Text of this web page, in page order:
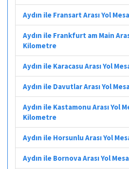
Aydın ile Fransart Arası Yol
Aydın ile Frankfurt am Main
Kilometre
Aydın ile Karacasu Arası Yol
Aydın ile Davutlar Arası Yol
Aydın ile Kastamonu Arası Yol
Kilometre
Aydın ile Horsunlu Arası Yol
Aydın ile Bornova Arası Yol